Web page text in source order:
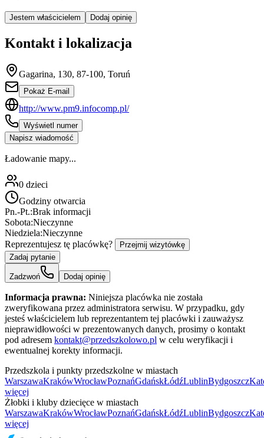
Jestem właścicielem Dodaj opinię
Kontakt i lokalizacja
Gagarina, 130, 87-100, Toruń
Pokaż E-mail
http://www.pm9.infocomp.pl/
Wyświetl numer
Napisz wiadomość
Ładowanie mapy...
0 dzieci
Godziny otwarcia
Pn.-Pt.:Brak informacji
Sobota:Nieczynne
Niedziela:Nieczynne
Reprezentujesz tę placówkę?
Przejmij wizytówkę
Zadaj pytanie
Zadzwoń Dodaj opinię
Informacja prawna: Niniejsza placówka nie została
zweryfikowana przez administratora serwisu. W przypadku, gdy
jesteś właścicielem lub reprezentantem tej placówki i zauważysz
nieprawidłowości w prezentowanych danych, prosimy o kontakt
pod adresem kontakt@przedszkolowo.pl w celu weryfikacji i
ewentualnej korekty informacji.
Przedszkola i punkty przedszkolne w miastach
WarszawaKrakówWrocławPoznańGdańskŁódźLublinBydgoszcz
więcej
Żłobki i kluby dziecięce w miastach
WarszawaKrakówWrocławPoznańGdańskŁódźLublinBydgoszcz
więcej